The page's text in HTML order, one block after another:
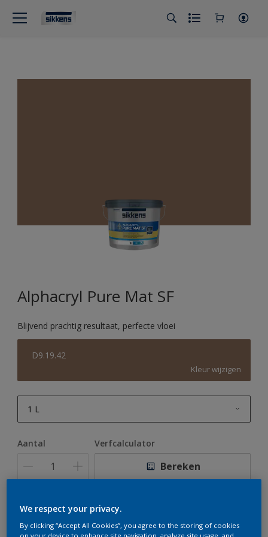
Alphacryl Pure Mat SF
Blijvend prachtig resultaat, perfecte vloei
D9.19.42
Kleur wijzigen
1 L
Aantal Verfcalculator
Bereken
Op dit moment is het niet mogelijk dit product online
te bestellen. Houd de website in de gaten, we werken
We respect your privacy.
By clicking “Accept All Cookies”, you agree to the storing of cookies
on your device to enhance site navigation, analyze site usage, and